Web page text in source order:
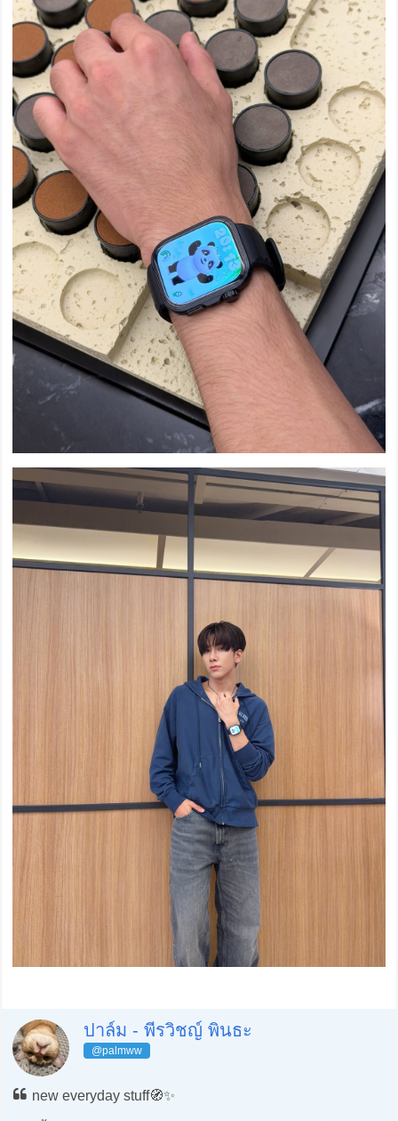
ปาล์ม - พีรวิชญ์ พินธะ
@palmww
new everyday stuff🧭✨